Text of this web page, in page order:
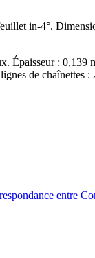
Ff. début/fin : [n°7]-[n°7]. Type de
Épaisseur :
de chaînettes :
entre